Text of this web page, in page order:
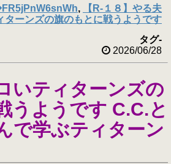
,
【R-１８】やる夫
ターンズの旗のもとに戦うようです
タグ-
2026/06/28
いティターンズの
うようです C.C.と
で学ぶティターン